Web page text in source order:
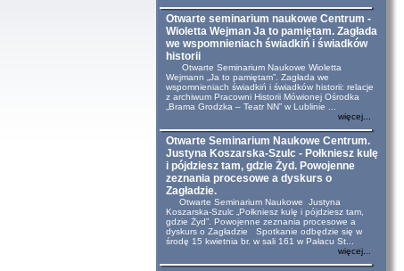
Otwarte seminarium naukowe Centrum -
Wioletta Wejman Ja to pamiętam. Zagłada
we wspomnieniach świadkiń i świadków
historii
Otwarte Seminarium Naukowe Wioletta
Wejmann „Ja to pamiętam”. Zagłada we
wspomnieniach świadkiń i świadków historii: relacje
z archiwum Pracowni Historii Mówionej Ośrodka
„Brama Grodzka – Teatr NN” w Lublinie ...
więcej...
Otwarte Seminarium Naukowe Centrum.
Justyna Koszarska-Szulc - Połkniesz kulę
i pójdziesz tam, gdzie Żyd. Powojenne
zeznania procesowe a dyskurs o
Zagładzie.
Otwarte Seminarium Naukowe Justyna
Koszarska-Szulc „Połkniesz kulę i pójdziesz tam,
gdzie Żyd”. Powojenne zeznania procesowe a
dyskurs o Zagładzie Spotkanie odbędzie się w
środę 15 kwietnia br. w sali 161 w Pałacu St...
więcej...